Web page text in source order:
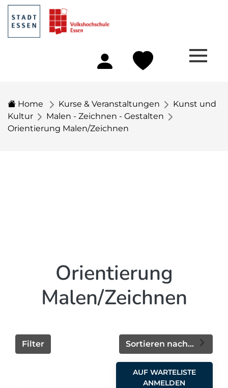
Home Kurse & Veranstaltungen
Kunst und
Kultur
Malen - Zeichnen - Gestalten
Orientierung Malen/Zeichnen
Orientierung
Malen/Zeichnen
Sortieren nach...
Filter
AUF WARTELISTE
ANMELDEN